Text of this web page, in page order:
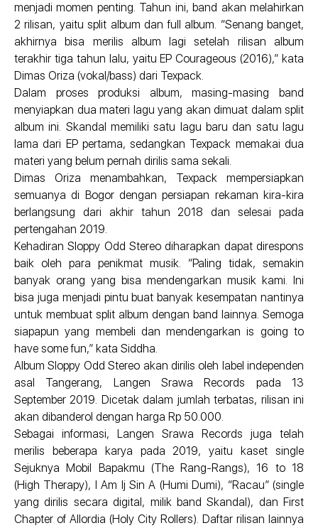
menjadi momen penting. Tahun ini, band akan melahirkan
2 rilisan, yaitu split album dan full album. “Senang banget,
akhirnya bisa merilis album lagi setelah rilisan album
terakhir tiga tahun lalu, yaitu EP Courageous (2016),” kata
Dimas Oriza (vokal/bass) dari Texpack.
Dalam proses produksi album, masing-masing band
menyiapkan dua materi lagu yang akan dimuat dalam split
album ini. Skandal memiliki satu lagu baru dan satu lagu
lama dari EP pertama, sedangkan Texpack memakai dua
materi yang belum pernah dirilis sama sekali.
Dimas Oriza menambahkan, Texpack mempersiapkan
semuanya di Bogor dengan persiapan rekaman kira-kira
berlangsung dari akhir tahun 2018 dan selesai pada
pertengahan 2019.
Kehadiran Sloppy Odd Stereo diharapkan dapat direspons
baik oleh para penikmat musik. “Paling tidak, semakin
banyak orang yang bisa mendengarkan musik kami. Ini
bisa juga menjadi pintu buat banyak kesempatan nantinya
untuk membuat split album dengan band lainnya. Semoga
siapapun yang membeli dan mendengarkan is going to
have some fun,” kata Siddha.
Album Sloppy Odd Stereo akan dirilis oleh label independen
asal Tangerang, Langen Srawa Records pada 13
September 2019. Dicetak dalam jumlah terbatas, rilisan ini
akan dibanderol dengan harga Rp 50.000.
Sebagai informasi, Langen Srawa Records juga telah
merilis beberapa karya pada 2019, yaitu kaset single
Sejuknya Mobil Bapakmu (The Rang-Rangs), 16 to 18
(High Therapy), I Am Ij Sin A (Humi Dumi), “Racau” (single
yang dirilis secara digital, milik band Skandal), dan First
Chapter of Allordia (Holy City Rollers). Daftar rilisan lainnya